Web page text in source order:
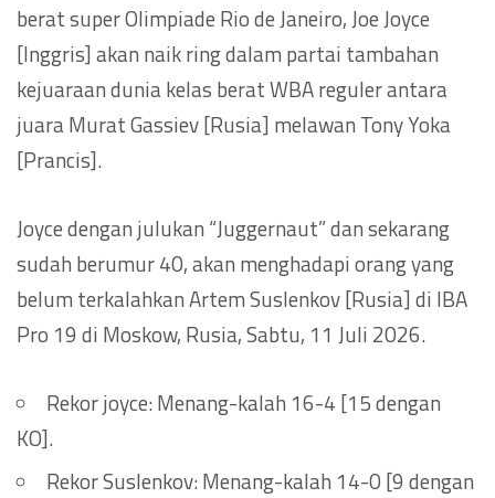
berat super Olimpiade Rio de Janeiro, Joe Joyce
[Inggris] akan naik ring dalam partai tambahan
kejuaraan dunia kelas berat WBA reguler antara
juara Murat Gassiev [Rusia] melawan Tony Yoka
[Prancis].
Joyce dengan julukan “Juggernaut” dan sekarang
sudah berumur 40, akan menghadapi orang yang
belum terkalahkan Artem Suslenkov [Rusia] di IBA
Pro 19 di Moskow, Rusia, Sabtu, 11 Juli 2026.
Rekor joyce: Menang-kalah 16-4 [15 dengan
KO].
Rekor Suslenkov: Menang-kalah 14-0 [9 dengan